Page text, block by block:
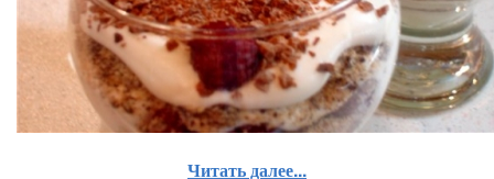
Читать далее...